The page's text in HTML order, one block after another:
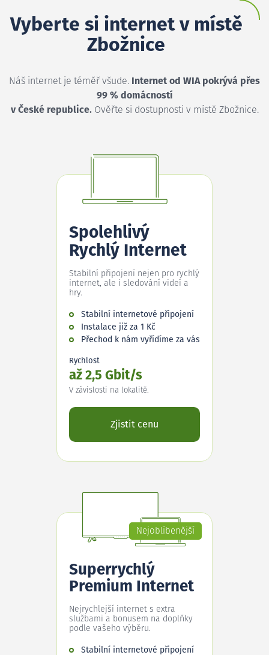
Vyberte si internet v místě
Zbožnice
Náš internet je téměř všude. Internet od WIA pokrývá přes
99 % domácností
v České republice.Ověřte si dostupnosti v místě Zbožnice.
Spolehlivý
Rychlý Internet
Stabilní připojení nejen pro rychlý
internet, ale i sledování videí a
hry.
Stabilní internetové připojení
Instalace již za 1 Kč
Přechod k nám vyřídíme za vás
Rychlost
až 2,5 Gbit/s
V závislosti na lokalitě.
Zjistit cenu
Nejoblíbenější
Superrychlý
Premium Internet
Nejrychlejší internet s extra
službami a bonusem na doplňky
podle vašeho výběru.
Stabilní internetové připojení